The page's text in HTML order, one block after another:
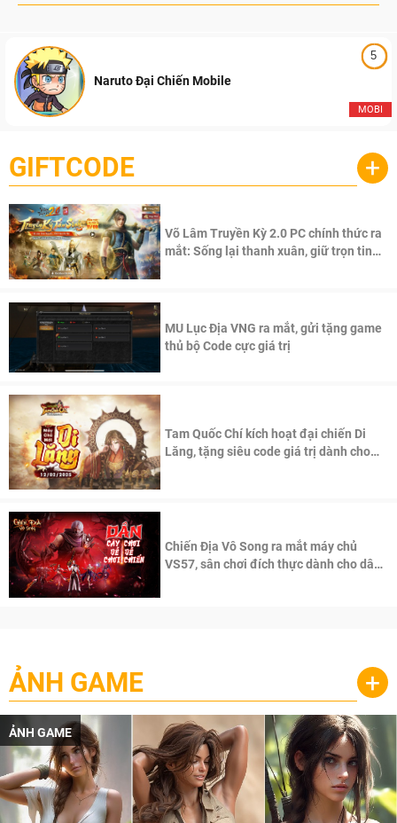
5
MOBI
Naruto Đại Chiến Mobile
GIFTCODE +
Võ Lâm Truyền Kỳ 2.0 PC chính thức ra
mắt: Sống lại thanh xuân, giữ trọn tinh
MU Lục Địa VNG ra mắt, gửi tặng game
thủ bộ Code cực giá trị
Tam Quốc Chí kích hoạt đại chiến Di
Lăng, tặng siêu code giá trị dành cho
Chiến Địa Vô Song ra mắt máy chủ
VS57, sân chơi đích thực dành cho dân
ẢNH GAME +
ẢNH GAME